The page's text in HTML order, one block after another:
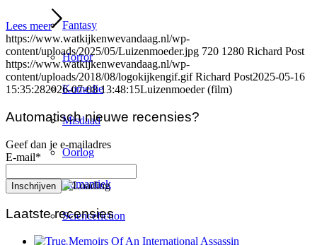
Fantasy
Horror
Komedie
Misdaad
Oorlog
Romantiek
Sciencefiction
Lees meer
https://www.watkijkenwevandaag.nl/wp-
content/uploads/2025/05/Luizenmoeder.jpg 720 1280 Richard Post
https://www.watkijkenwevandaag.nl/wp-
content/uploads/2018/08/logokijkengif.gif Richard Post2025-05-16
15:35:282026-07-08 13:48:15Luizenmoeder (film)
Automatisch nieuwe recensies?
Geef dan je e-mailadres
E-mail*
Laatste recensies